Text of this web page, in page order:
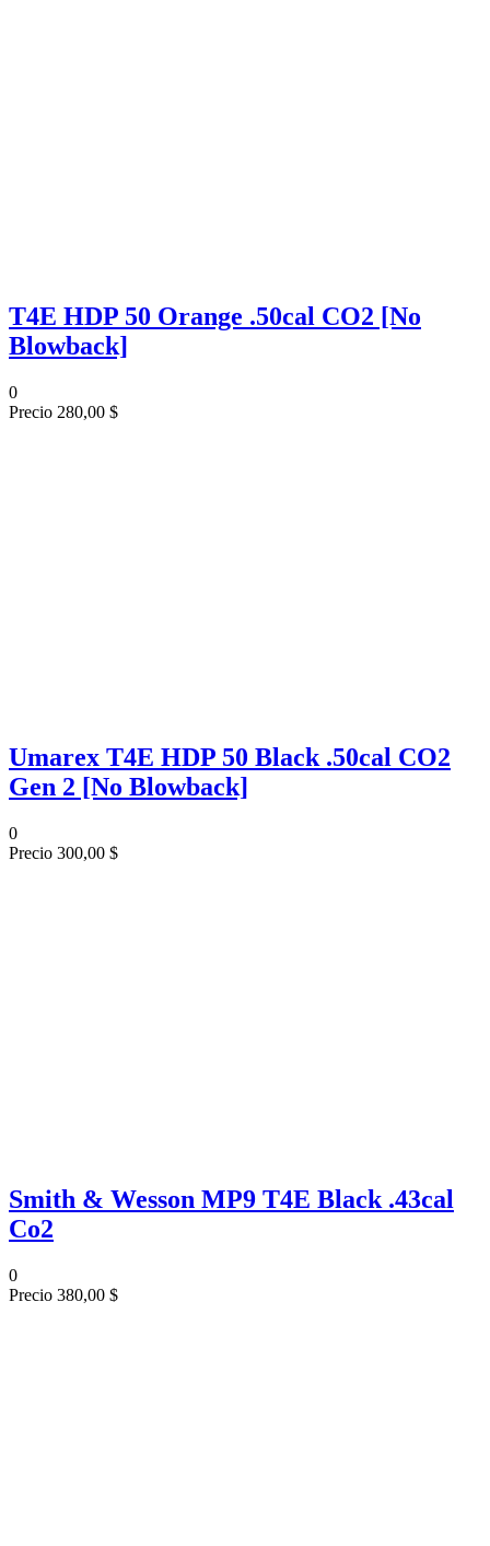
T4E HDP 50 Orange .50cal CO2 [No
Blowback]
0
Precio 280,00 $
Umarex T4E HDP 50 Black .50cal CO2
Gen 2 [No Blowback]
0
Precio 300,00 $
Smith & Wesson MP9 T4E Black .43cal
Co2
0
Precio 380,00 $